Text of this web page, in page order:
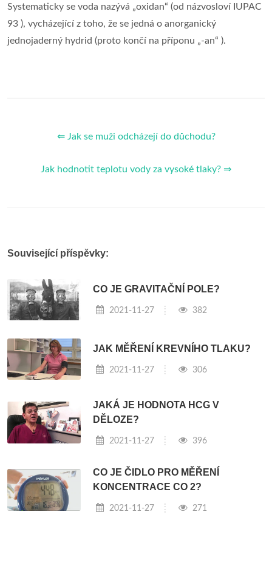
Systematicky se voda nazývá „oxidan“ (od názvosloví IUPAC
93 ), vycházející z toho, že se jedná o anorganický
jednojaderný hydrid (proto končí na příponu „-an“ ).
⇐ Jak se muži odcházejí do důchodu?
Jak hodnotit teplotu vody za vysoké tlaky? ⇒
Související příspěvky:
CO JE GRAVITAČNÍ POLE?
2021-11-27 382
JAK MĚŘENÍ KREVNÍHO TLAKU?
2021-11-27 306
JAKÁ JE HODNOTA HCG V
DĚLOZE?
2021-11-27 396
CO JE ČIDLO PRO MĚŘENÍ
KONCENTRACE CO 2?
2021-11-27 271